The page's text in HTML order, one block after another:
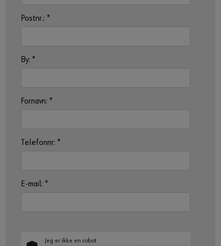
Postnr.: *
By: *
Fornavn: *
Telefonnr: *
E-mail: *
Jeg er ikke en robot